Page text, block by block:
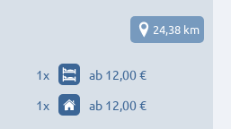
24,38 km
1x
ab 12,00 €
1x
ab 12,00 €